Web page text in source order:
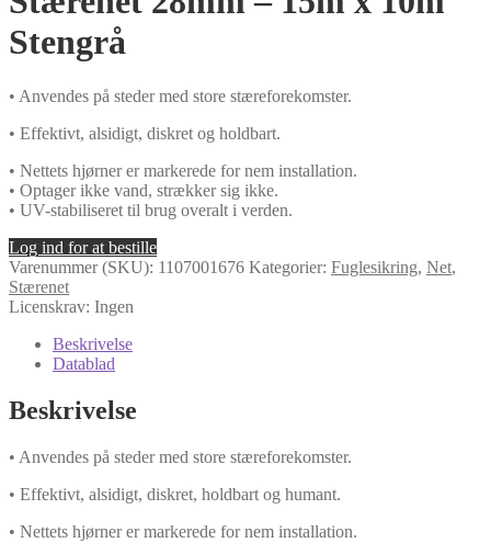
Stengrå
• Anvendes på steder med store stæreforekomster.
• Effektivt, alsidigt, diskret og holdbart.
• Nettets hjørner er markerede for nem installation.
• Optager ikke vand, strækker sig ikke.
• UV-stabiliseret til brug overalt i verden.
Log ind for at bestille
Varenummer (SKU): 1107001676 Kategorier: Fuglesikring, Net,
Stærenet
Licenskrav: Ingen
Beskrivelse
Datablad
Beskrivelse
• Anvendes på steder med store stæreforekomster.
• Effektivt, alsidigt, diskret, holdbart og humant.
• Nettets hjørner er markerede for nem installation.